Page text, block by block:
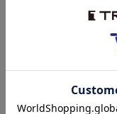
携し、普及・振興
私たちもその理念
を「球活協賛基金
一年保証付き